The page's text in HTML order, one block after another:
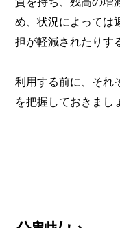
め、状況によっては
担が軽減されたりす
利用する前に、それ
を把握しておきまし